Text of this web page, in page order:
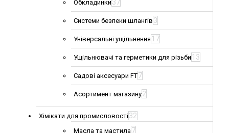
Обкладинки 37
Системи безпеки шлангів 3
Універсальні ущільнення 17
Ущільнювачі та герметики для різьби 13
Садові аксесуари FT7
Асортимент магазину2
Хімікати для промисловості32
Масла та мастила7